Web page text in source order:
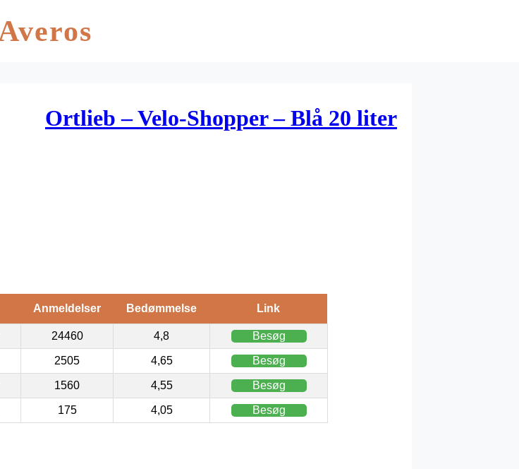
Ortlieb – Velo-Shopper – Blå 20 liter
Anmeldelser Bedømmelse Link
24460 4,8 Besøg
2505 4,65 Besøg
1560 4,55 Besøg
175 4,05 Besøg